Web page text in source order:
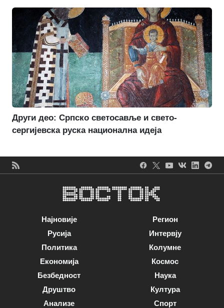
Други део: Српско светосавље и свето-
сергијевска руска национална идеја
Најновије
Русија
Политика
Економија
Безбедност
Друштво
Анализе
Регион
Интервју
Колумне
Космос
Наука
Култура
Спорт